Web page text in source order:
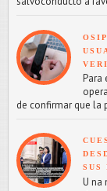
Para
de confirmar que la
SUS
U na